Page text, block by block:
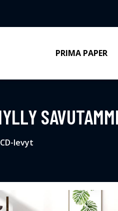
PRIMA PAPER
CD-levyt